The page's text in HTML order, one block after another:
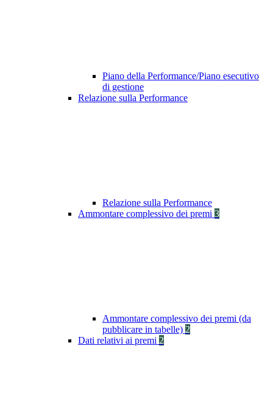
Piano della Performance/Piano esecutivo
di gestione
Relazione sulla Performance
Relazione sulla Performance
Ammontare complessivo dei premi 3
Ammontare complessivo dei premi (da
pubblicare in tabelle) 2
Dati relativi ai premi 2